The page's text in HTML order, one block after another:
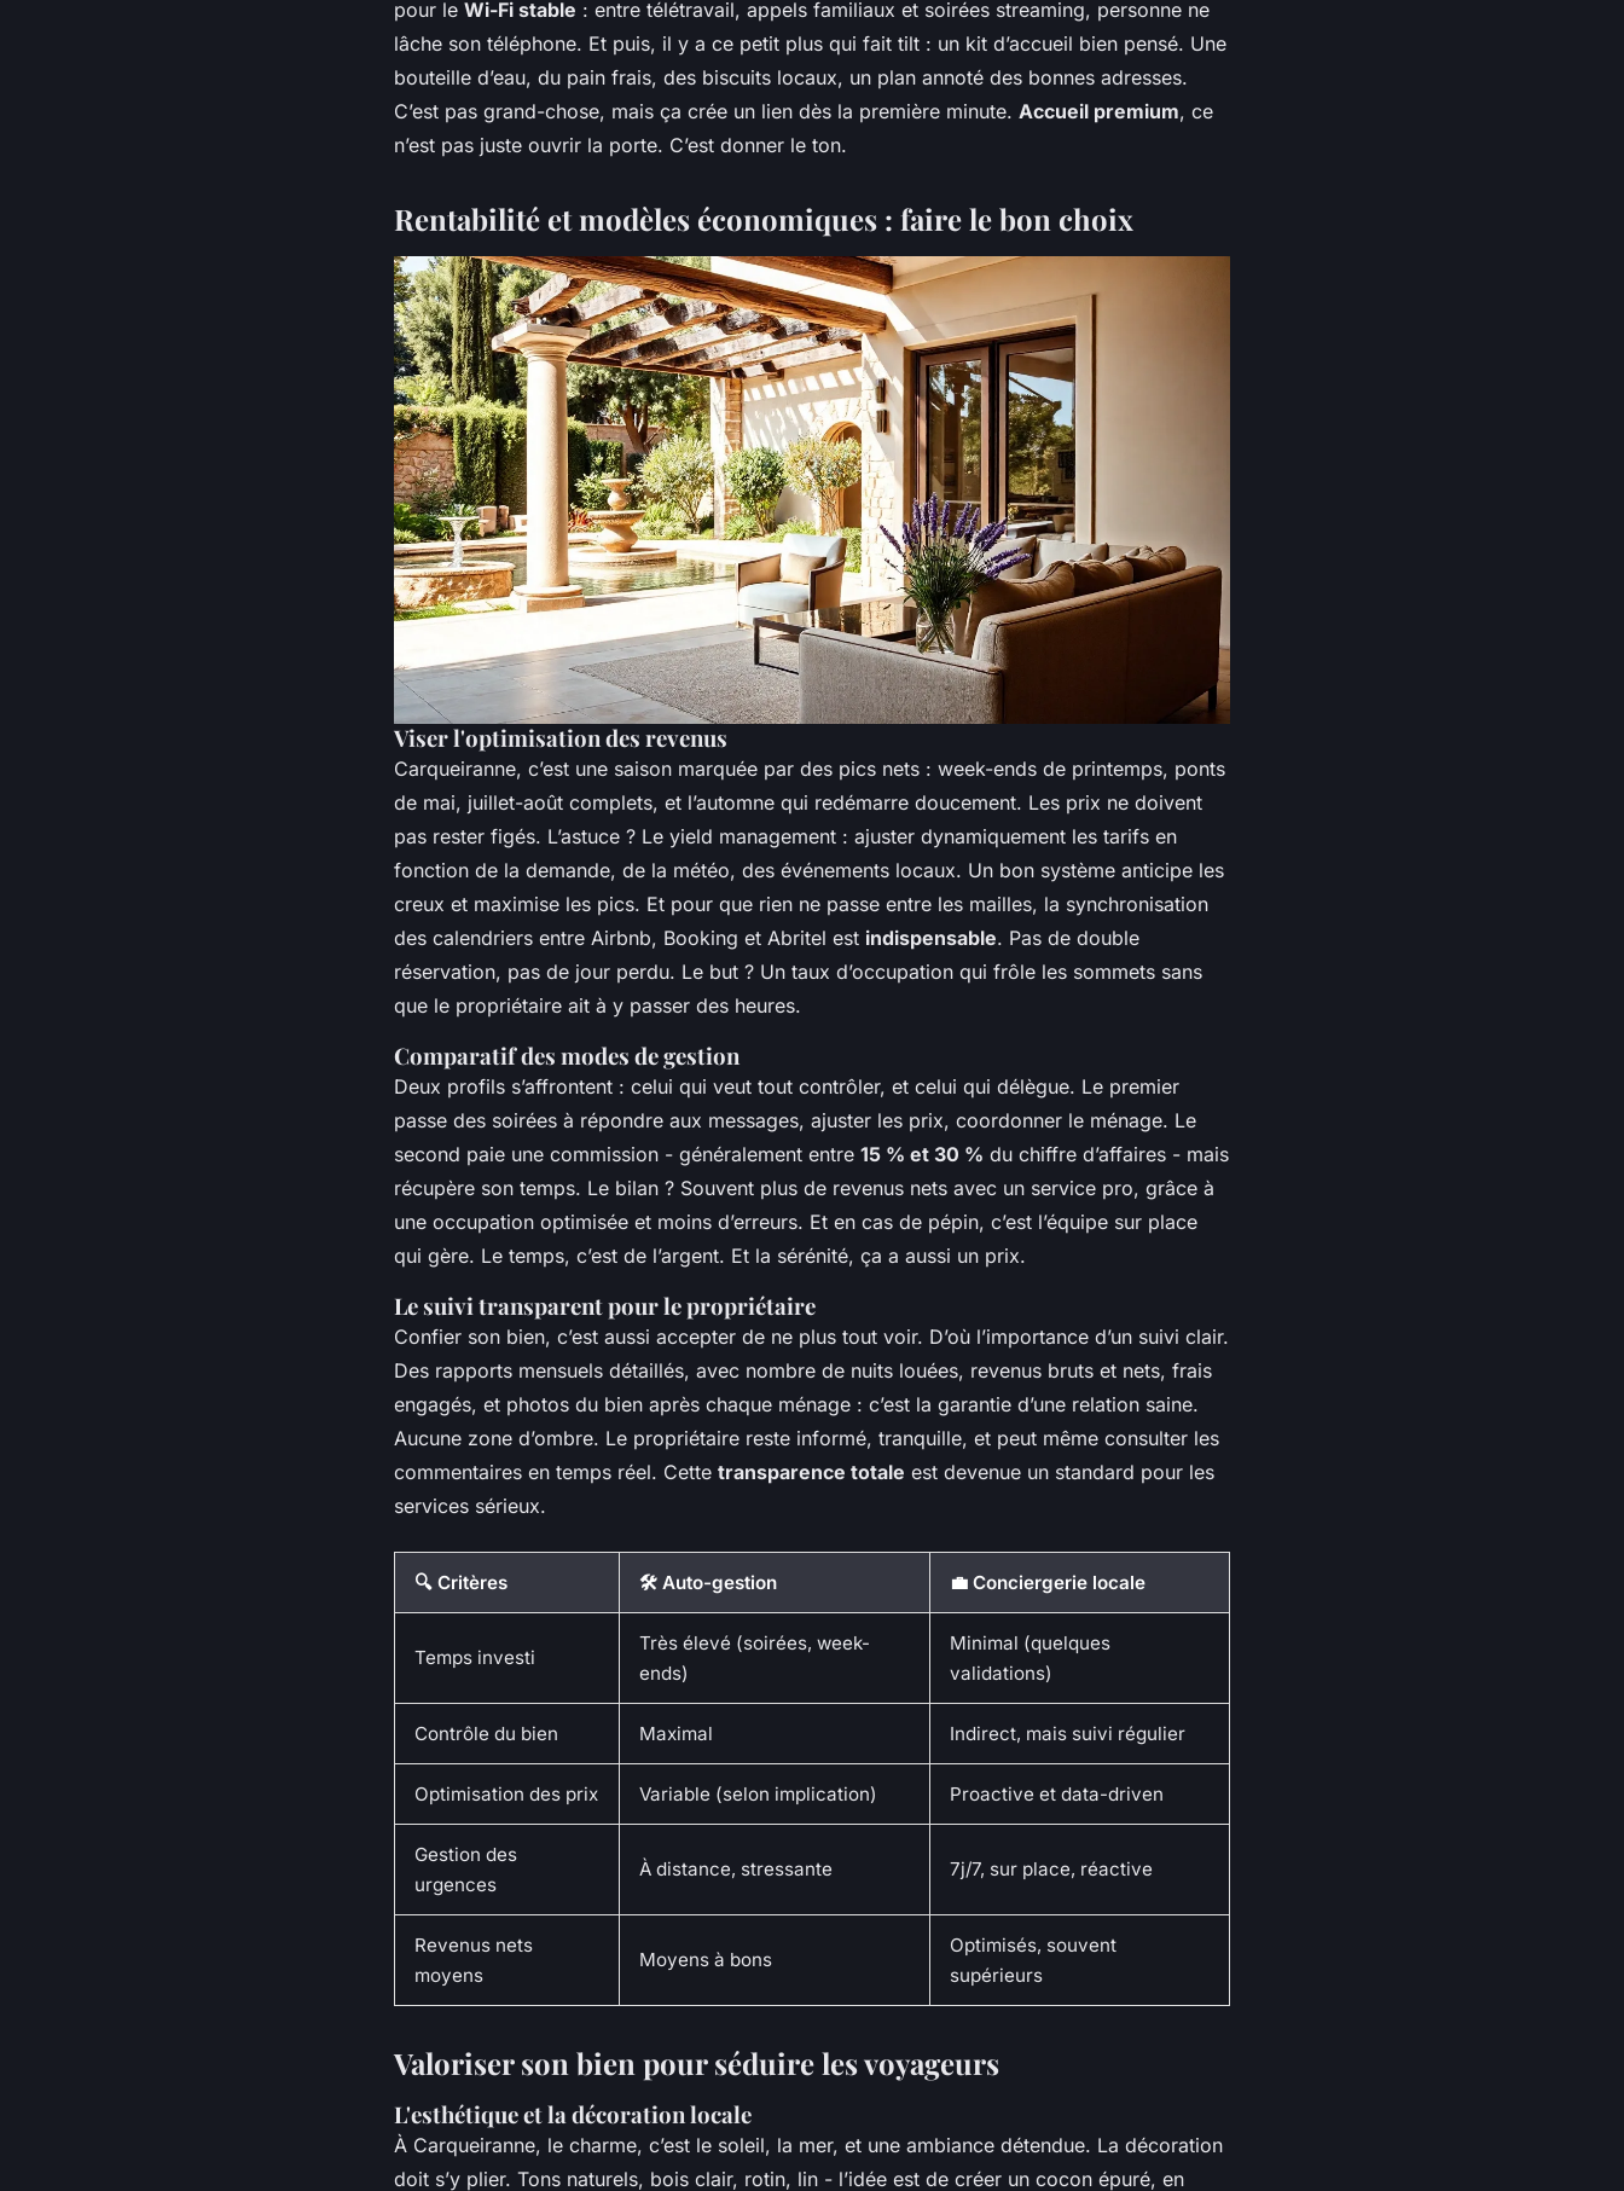
pour le Wi-Fi stable : entre télétravail, appels familiaux et soirées streaming, personne ne
lâche son téléphone. Et puis, il y a ce petit plus qui fait tilt : un kit d’accueil bien pensé. Une
bouteille d’eau, du pain frais, des biscuits locaux, un plan annoté des bonnes adresses.
C’est pas grand-chose, mais ça crée un lien dès la première minute. Accueil premium, ce
n’est pas juste ouvrir la porte. C’est donner le ton.
Rentabilité et modèles économiques : faire le bon choix
Viser l'optimisation des revenus
Carqueiranne, c’est une saison marquée par des pics nets : week-ends de printemps, ponts
de mai, juillet-août complets, et l’automne qui redémarre doucement. Les prix ne doivent
pas rester figés. L’astuce ? Le yield management : ajuster dynamiquement les tarifs en
fonction de la demande, de la météo, des événements locaux. Un bon système anticipe les
creux et maximise les pics. Et pour que rien ne passe entre les mailles, la synchronisation
des calendriers entre Airbnb, Booking et Abritel est indispensable. Pas de double
réservation, pas de jour perdu. Le but ? Un taux d’occupation qui frôle les sommets sans
que le propriétaire ait à y passer des heures.
Comparatif des modes de gestion
Deux profils s’affrontent : celui qui veut tout contrôler, et celui qui délègue. Le premier
passe des soirées à répondre aux messages, ajuster les prix, coordonner le ménage. Le
second paie une commission - généralement entre 15 % et 30 % du chiffre d’affaires - mais
récupère son temps. Le bilan ? Souvent plus de revenus nets avec un service pro, grâce à
une occupation optimisée et moins d’erreurs. Et en cas de pépin, c’est l’équipe sur place
qui gère. Le temps, c’est de l’argent. Et la sérénité, ça a aussi un prix.
Le suivi transparent pour le propriétaire
Confier son bien, c’est aussi accepter de ne plus tout voir. D’où l’importance d’un suivi clair.
Des rapports mensuels détaillés, avec nombre de nuits louées, revenus bruts et nets, frais
engagés, et photos du bien après chaque ménage : c’est la garantie d’une relation saine.
Aucune zone d’ombre. Le propriétaire reste informé, tranquille, et peut même consulter les
commentaires en temps réel. Cette transparence totale est devenue un standard pour les
services sérieux.
🔍 Critères 🛠️ Auto-gestion 💼 Conciergerie locale
Temps investi
Très élevé (soirées, week-
ends)
Minimal (quelques
validations)
Contrôle du bien Maximal Indirect, mais suivi régulier
Optimisation des prix Variable (selon implication) Proactive et data-driven
Gestion des
urgences
À distance, stressante 7j/7, sur place, réactive
Revenus nets
moyens
Moyens à bons
Optimisés, souvent
supérieurs
Valoriser son bien pour séduire les voyageurs
L'esthétique et la décoration locale
À Carqueiranne, le charme, c’est le soleil, la mer, et une ambiance détendue. La décoration
doit s’y plier. Tons naturels, bois clair, rotin, lin - l’idée est de créer un cocon épuré, en